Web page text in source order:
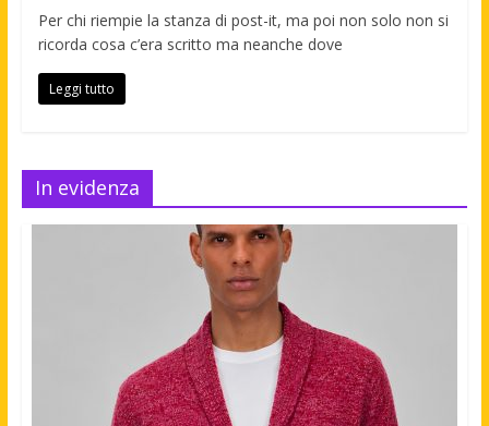
Per chi riempie la stanza di post-it, ma poi non solo non si
ricorda cosa c’era scritto ma neanche dove
Leggi tutto
In evidenza